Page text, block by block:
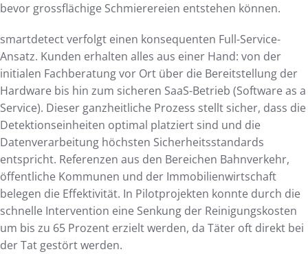
bevor grossflächige Schmierereien entstehen können.
smartdetect verfolgt einen konsequenten Full-Service-
Ansatz. Kunden erhalten alles aus einer Hand: von der
initialen Fachberatung vor Ort über die Bereitstellung der
Hardware bis hin zum sicheren SaaS-Betrieb (Software as a
Service). Dieser ganzheitliche Prozess stellt sicher, dass die
Detektionseinheiten optimal platziert sind und die
Datenverarbeitung höchsten Sicherheitsstandards
entspricht. Referenzen aus den Bereichen Bahnverkehr,
öffentliche Kommunen und der Immobilienwirtschaft
belegen die Effektivität. In Pilotprojekten konnte durch die
schnelle Intervention eine Senkung der Reinigungskosten
um bis zu 65 Prozent erzielt werden, da Täter oft direkt bei
der Tat gestört werden.